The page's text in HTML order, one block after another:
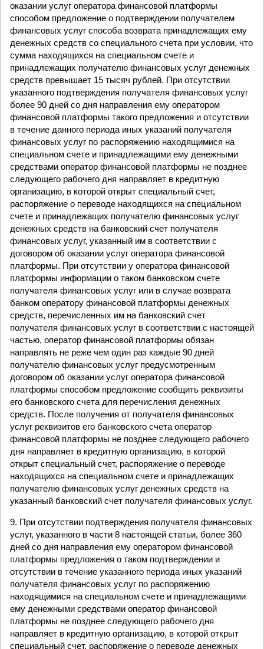
оказании услуг оператора финансовой платформы
способом предложение о подтверждении получателем
финансовых услуг способа возврата принадлежащих ему
денежных средств со специального счета при условии, что
сумма находящихся на специальном счете и
принадлежащих получателю финансовых услуг денежных
средств превышает 15 тысяч рублей. При отсутствии
указанного подтверждения получателя финансовых услуг
более 90 дней со дня направления ему оператором
финансовой платформы такого предложения и отсутствии
в течение данного периода иных указаний получателя
финансовых услуг по распоряжению находящимися на
специальном счете и принадлежащими ему денежными
средствами оператор финансовой платформы не позднее
следующего рабочего дня направляет в кредитную
организацию, в которой открыт специальный счет,
распоряжение о переводе находящихся на специальном
счете и принадлежащих получателю финансовых услуг
денежных средств на банковский счет получателя
финансовых услуг, указанный им в соответствии с
договором об оказании услуг оператора финансовой
платформы. При отсутствии у оператора финансовой
платформы информации о таком банковском счете
получателя финансовых услуг или в случае возврата
банком оператору финансовой платформы денежных
средств, перечисленных им на банковский счет
получателя финансовых услуг в соответствии с настоящей
частью, оператор финансовой платформы обязан
направлять не реже чем один раз каждые 90 дней
получателю финансовых услуг предусмотренным
договором об оказании услуг оператора финансовой
платформы способом предложение сообщить реквизиты
его банковского счета для перечисления денежных
средств. После получения от получателя финансовых
услуг реквизитов его банковского счета оператор
финансовой платформы не позднее следующего рабочего
дня направляет в кредитную организацию, в которой
открыт специальный счет, распоряжение о переводе
находящихся на специальном счете и принадлежащих
получателю финансовых услуг денежных средств на
указанный банковский счет получателя финансовых услуг.
9. При отсутствии подтверждения получателя финансовых
услуг, указанного в части 8 настоящей статьи, более 360
дней со дня направления ему оператором финансовой
платформы предложения о таком подтверждении и
отсутствии в течение указанного периода иных указаний
получателя финансовых услуг по распоряжению
находящимися на специальном счете и принадлежащими
ему денежными средствами оператор финансовой
платформы не позднее следующего рабочего дня
направляет в кредитную организацию, в которой открыт
специальный счет, распоряжение о переводе денежных